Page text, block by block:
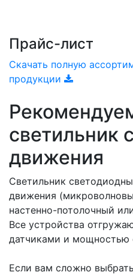
Прайс-лист
Скачать полную
продукции
светильник
движения
Светильник
движения
настенно-потолочный
Все устройства
датчиками и мощностью
Если вам сложно